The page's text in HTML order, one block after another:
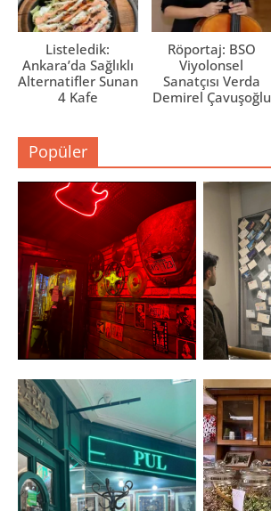
Listeledik:
Ankara’da Sağlıklı
Alternatifler Sunan
4 Kafe
Röportaj: BSO
Viyolonsel
Sanatçısı Verda
Demirel Çavuşoğlu
Popüler